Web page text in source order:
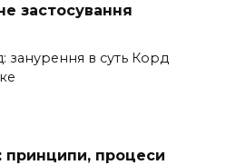
застосування
занурення в суть Корд
принципи, процеси